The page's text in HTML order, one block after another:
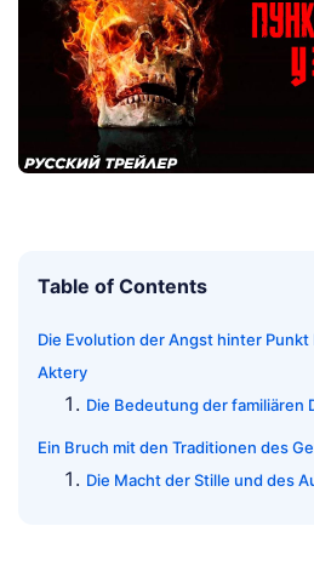
Table of Contents
Die Evolution der Angst hinter
Aktery
Die Bedeutung der familiären
Ein Bruch mit den Traditionen des
Die Macht der Stille und des